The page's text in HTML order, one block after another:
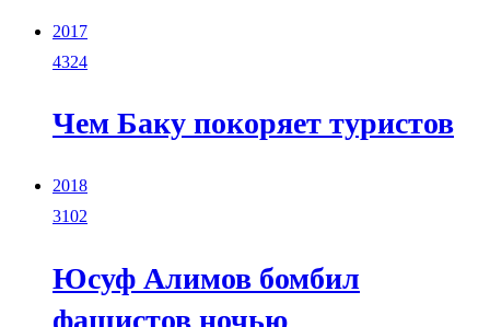
2017
4324
Чем Баку покоряет туристов
2018
3102
Юсуф Алимов бомбил
фашистов ночью